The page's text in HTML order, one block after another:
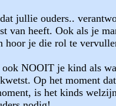
jullie ouders..
van heeft. Ook als je
hoor je die rol te
NOOIT je kind als
Op het moment
is het kinds